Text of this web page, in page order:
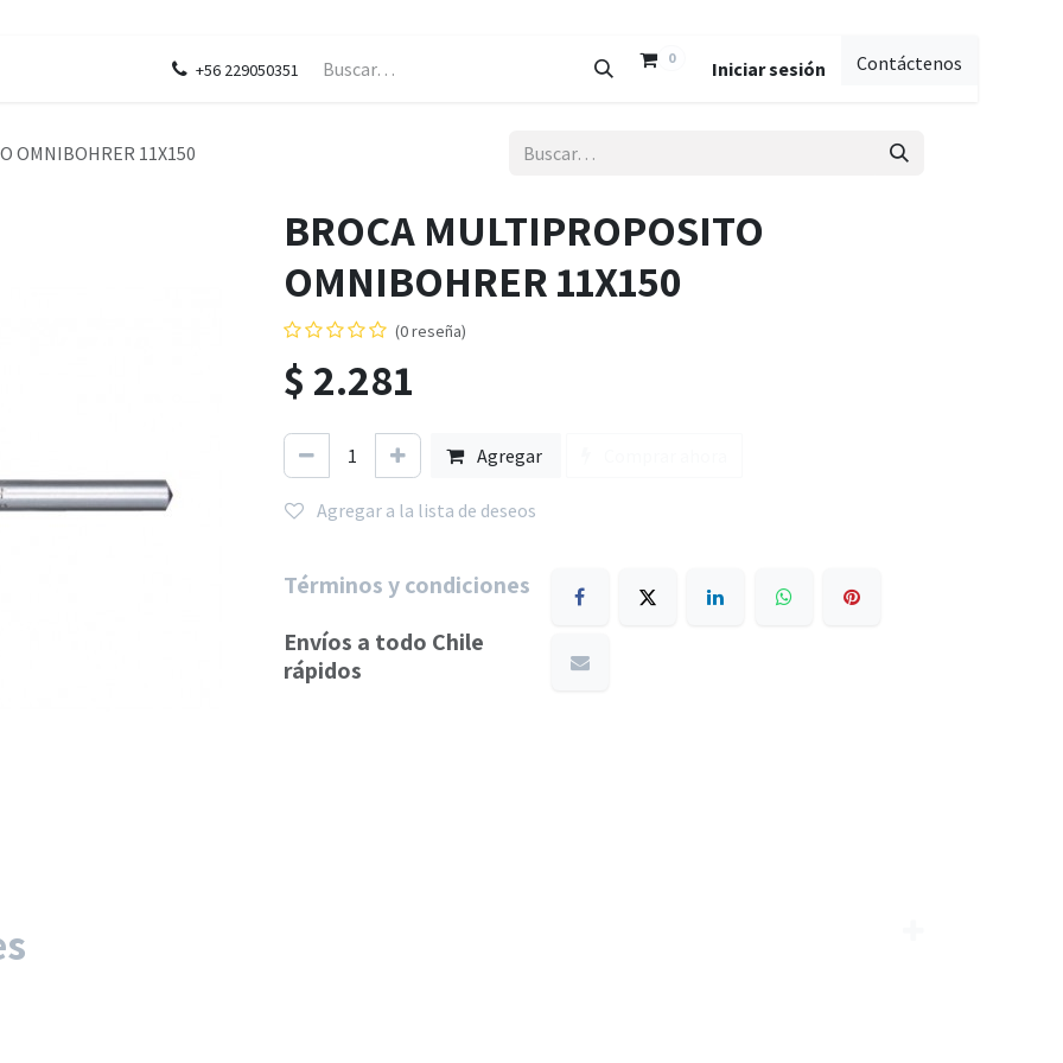
Legal+56 229050351
0 Iniciar sesión Contáctenos
OMNIBOHRER 11X150
BROCA MULTIPROPOSITO
OMNIBOHRER 11X150
(0 reseña)
$ 2.281
Agregar
Agregar a la lista de deseos
Términos y condiciones
Envíos a todo Chile
rápidos